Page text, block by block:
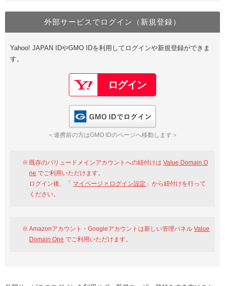
Value Domain Oneにログイン
Google
GMO ID Amazon
※AmazonはValue Domain Oneのログイン画面へ遷移します
Value Domain Oneアカウント作成
以下でも登録可能
Google Yahoo!
GMO ID
外部サービスでログイン（新規登録）
Yahoo! JAPAN IDやGMO IDを利用してログインや新規登録ができま
す。
＜連携前の方はGMO IDのページへ移動します＞
既存のバリュードメインアカウントへの紐付けはValue Domain O
ne でご利用いただけます。
ログイン後、「 マイページ > ログイン設定 」から紐付けを行って
ください。
Amazonアカウント・Googleアカウントは新しい管理パネルValue
Domain One でご利用いただけます。